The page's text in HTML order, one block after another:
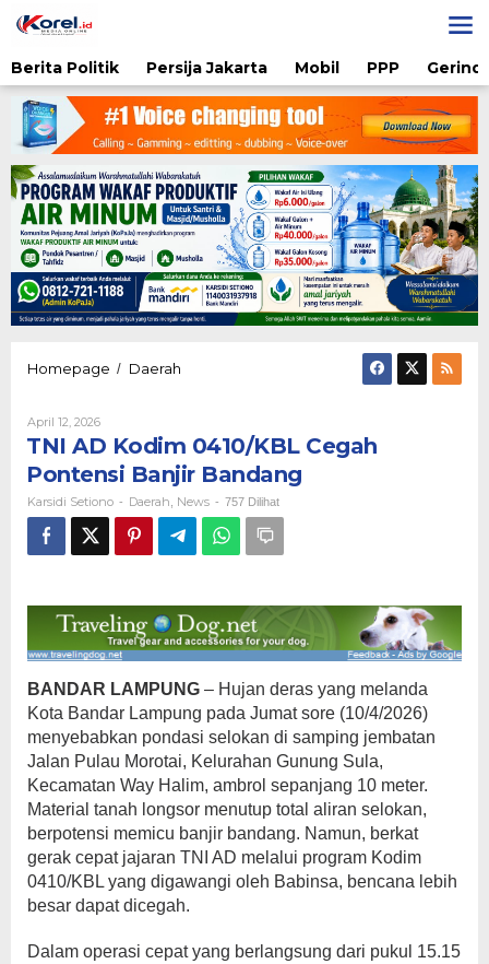
ke
Berita Politik
Persija Jakarta Mobil PPP
Homepage / Daerah
Cegah
Pontensi
Banjir
Bandang
April 12, 2026Oleh
Setiono
TNI AD Kodim 0410/KBL Cegah
Pontensi Banjir Bandang
Karsidi Setiono - Daerah News - 757 Dilihat
BANDAR LAMPUNG – Hujan deras yang melanda
Kota Bandar Lampung pada Jumat sore (10/4/2026)
menyebabkan pondasi selokan di samping jembatan
Jalan Pulau Morotai, Kelurahan Gunung Sula,
Kecamatan Way Halim, ambrol sepanjang 10 meter.
Material tanah longsor menutup total aliran selokan,
berpotensi memicu banjir bandang. Namun, berkat
gerak cepat jajaran TNI AD melalui program Kodim
0410/KBL yang digawangi oleh Babinsa, bencana lebih
besar dapat dicegah.
Dalam operasi cepat yang berlangsung dari pukul 15.15